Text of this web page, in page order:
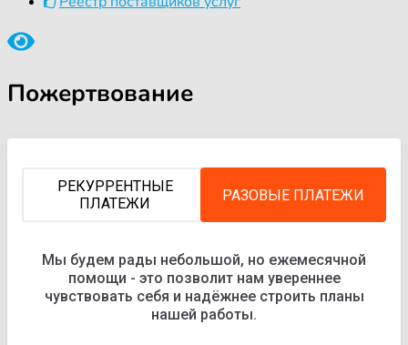
Пожертвование
РЕКУРРЕНТНЫЕ
ПЛАТЕЖИ
РАЗОВЫЕ ПЛАТЕЖИ
Мы будем рады небольшой, но ежемесячной
помощи - это позволит нам увереннее
чувствовать себя и надёжнее строить планы
нашей работы.